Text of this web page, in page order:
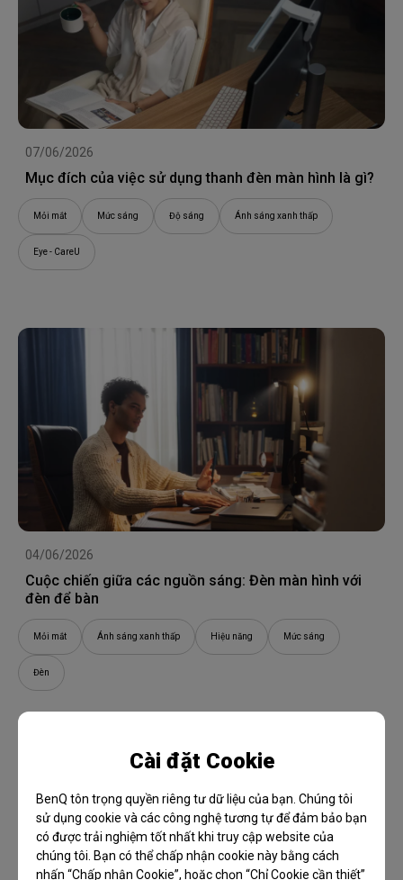
Cài đặt Cookie
BenQ tôn trọng quyền riêng tư dữ liệu của bạn. Chúng tôi
sử dụng cookie và các công nghệ tương tự để đảm bảo bạn
có được trải nghiệm tốt nhất khi truy cập website của
chúng tôi. Bạn có thể chấp nhận cookie này bằng cách
nhấn “Chấp nhận Cookie”, hoặc chọn “Chỉ Cookie cần thiết”
07/06/2026
Mục đích của việc sử dụng thanh đèn màn hình là gì?
Mỏi mắt Mức sáng Độ sáng Ánh sáng xanh thấp
Eye - CareU
04/06/2026
Cuộc chiến giữa các nguồn sáng: Đèn màn hình với
đèn để bàn
Mỏi mắt Ánh sáng xanh thấp Hiệu năng Mức sáng
Đèn